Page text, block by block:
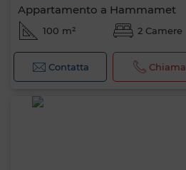
Appartamento a Hammamet
100 m² 2 Camere
Contatta Chiama